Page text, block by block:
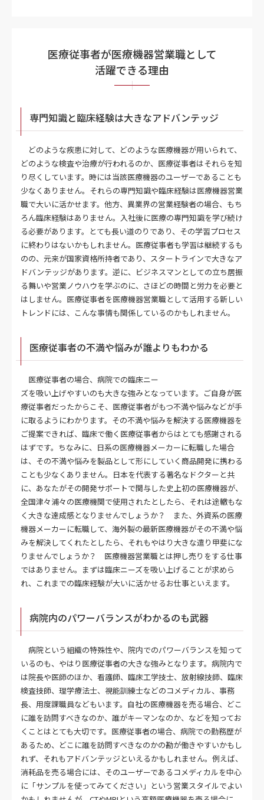
医療従事者が医療機器営業職として
活躍できる理由
専門知識と臨床経験は大きなアドバンテッジ
どのような疾患に対して、どのような医療機器が用いられて、
どのような検査や治療が行われるのか、医療従事者はそれらを知
り尽くしています。時には当該医療機器のユーザーであることも
少なくありません。それらの専門知識や臨床経験は医療機器営業
職で大いに活かせます。他方、異業界の営業経験者の場合、もち
ろん臨床経験はありません。入社後に医療の専門知識を学び続け
る必要があります。とても長い道のりであり、その学習プロセス
に終わりはないかもしれません。医療従事者も学習は継続するも
のの、元来が国家資格所持者であり、スタートラインで大きなア
ドバンテッジがあります。逆に、ビジネスマンとしての立ち居振
る舞いや営業ノウハウを学ぶのに、さほどの時間と労力を必要と
はしません。医療従事者を医療機器営業職として活用する新しい
トレンドには、こんな事情も関係しているのかもしれません。
医療従事者の不満や悩みが誰よりもわかる
医療従事者の場合、病院での臨床ニー
ズを吸い上げやすいのも大きな強みとなっています。ご自身が医
療従事者だったからこそ、医療従事者がもつ不満や悩みなどが手
に取るようにわかります。その不満や悩みを解決する医療機器を
ご提案できれば、臨床で働く医療従事者からはとても感謝される
はずです。ちなみに、日系の医療機器メーカーに転職した場合
は、その不満や悩みを製品として形にしていく商品開発に携わる
ことも少なくありません。日本を代表する著名なドクターと共
に、あなたがその開発サポートで関与した史上初の医療機器が、
全国津々浦々の医療機関で使用されたとしたら、それは途轍もな
く大きな達成感となりませんでしょうか？ また、外資系の医療
機器メーカーに転職して、海外製の最新医療機器がその不満や悩
みを解決してくれたとしたら、それもやはり大きな遣り甲斐にな
りませんでしょうか？ 医療機器営業職とは押し売りをする仕事
ではありません。まずは臨床ニーズを吸い上げることが求めら
れ、これまでの臨床経験が大いに活かせるお仕事といえます。
病院内のパワーバランスがわかるのも武器
病院という組織の特殊性や、院内でのパワーバランスを知って
いるのも、やはり医療従事者の大きな強みとなります。病院内で
は院長や医師のほか、看護師、臨床工学技士、放射線技師、臨床
検査技師、理学療法士、視能訓練士などのコメディカル、事務
長、用度課職員などもいます。自社の医療機器を売る場合、どこ
に誰を訪問すべきなのか、誰がキーマンなのか、などを知ってお
くことはとても大切です。医療従事者の場合、病院での勤務歴が
あるため、どこに誰を訪問すべきなのかの勘が働きやすいかもし
れず、それもアドバンテッジといえるかもしれません。例えば、
消耗品を売る場合には、そのユーザーであるコメディカルを中心
に「サンプルを使ってみてください」という営業スタイルでよい